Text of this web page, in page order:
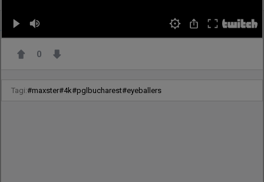
w białej podlaskiej już 11 września! GG!
0
Tagi:#maxster#4k#pglbucharest#eyeballers